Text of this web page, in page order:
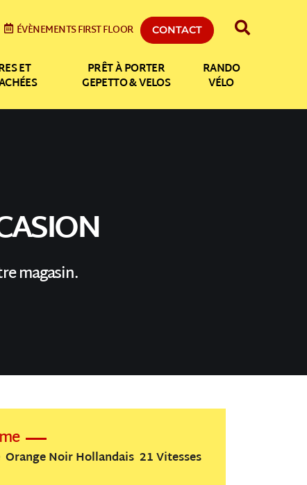
ÉVÈNEMENTS FIRST FLOOR CONTACT
ET PRÊT À PORTER
GEPETTO & VELOS
RANDO
VÉLO
magasin.
Orange Noir Hollandais 21 Vitesses